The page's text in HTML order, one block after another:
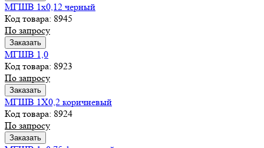
МГШВ 1х0,12 черный
Код товара: 8945
По запросу
Заказать
МГШВ 1,0
Код товара: 8923
По запросу
Заказать
МГШВ 1Х0,2 коричневый
Код товара: 8924
По запросу
Заказать